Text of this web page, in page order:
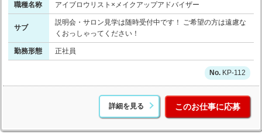
職種名称 アイブロウリスト×メイクアップアドバイザー
サブ
説明会・サロン見学は随時受付中です！ ご希望の方は遠慮な
くおっしゃってください！
勤務形態 正社員
KP-112
詳細を見る このお仕事に応募